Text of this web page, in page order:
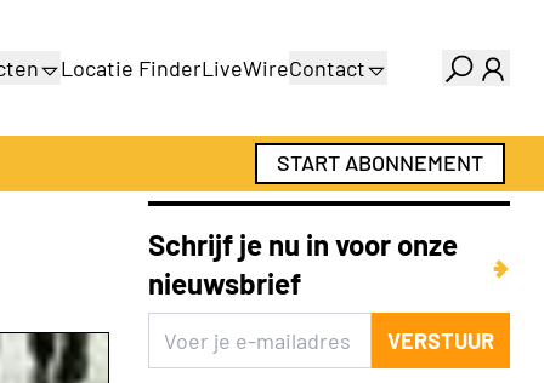
Locatie FinderLiveWireContact
Adverteren
Abonnementen
START ABONNEMENT
Schrijf je nu in voor onze
nieuwsbrief
VERSTUUR